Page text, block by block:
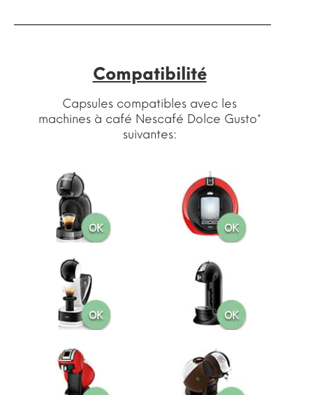
Compatibilité
Capsules compatibles avec les
machines à café Nescafé Dolce Gusto*
suivantes: